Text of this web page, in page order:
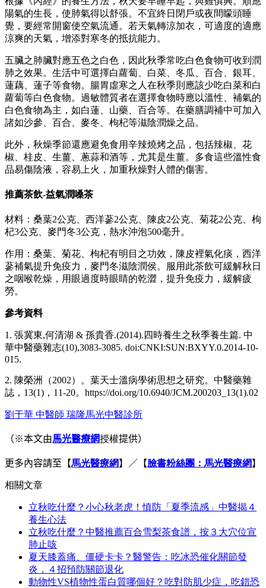
陽氣的生長，使肺氣得以舒張。不宜終日閉戶或夜間矇頭睡
覺，要經常開窗使空氣流通。若天氣轉涼加衣，可適度的適應
涼爽的天氣，增添對寒冬的抵抗能力。
五臟之肺臟對應五色之白色，因此秋季常吃白色食物可收到潤
肺之效果。生活中可選擇白蘿蔔、白菜、冬瓜、百合、銀耳、
蓮藕、蓮子等食物。腸胃虛寒之人在秋季則應該少吃白菜和白
蘿蔔等白色食物。過敏體質者在選擇食物時應以溫性、補氣的
白色食物為主，如白蓮、山藥、百合等。在藥膳調補中可加入
諸如沙參、百合、麥冬、枸杞等滋陰潤燥之品。
此外，秋燥季節還應避免食用辛辣燒烤之品，包括辣椒、花
椒、桂皮、生薑、蔥蒜和酒等，尤其是生薑。多食這些溫性食
品易傷陰液，容易上火，加重秋燥對人體的傷害。
推薦茶飲-益氣潤嗓茶
材料：桑葉2公克、西洋蔘2公克、陳皮2公克、菊花2公克、枸
杞3公克、麥門冬3公克，熱水沖泡500毫升。
作用：桑葉、菊花、枸杞有明目之功效，陳皮裡氣化痰，西洋
蔘補氣提升免疫力，麥門冬滋陰潤侯。服用此茶飲可緩解秋日
之咽喉乾燥，用眼過度時眼睛的乾澀，提升免疫力，緩解疲
勞。
參考資料
1. 張冀東,何清湖 & 孫貴香.(2014).四時養生之秋季養生篇. 中
華中醫藥雜志(10),3083-3085. doi:CNKI:SUN:BXYY.0.2014-10-
015.
2. 陳榮洲（2002）。葉天士溫病學術思想之研究。中醫藥雜
誌，13(1)，11-20。https://doi.org/10.6940/JCM.200203_13(1).02
劉于華 中醫師 瑞隆馬光中醫診所
（※本文由馬光醫療網授權提供）
更多內容請至 【馬光醫療網】／【臉書粉絲團：馬光醫療網】
相關文章
立秋吃什麼？小心秋老虎！慎防「夏季流感」中醫揭４
養生心法
立秋吃什麼？中醫推薦百合雪梨茶食譜，按３大穴位宣
肺止咳
夏天膝蓋痛、僵硬卡卡？醫警告：吃冰恐催化關節發
炎，４招預防關節退化
動物性VS植物性蛋白質哪個好？吃對防肌少症，吃錯恐